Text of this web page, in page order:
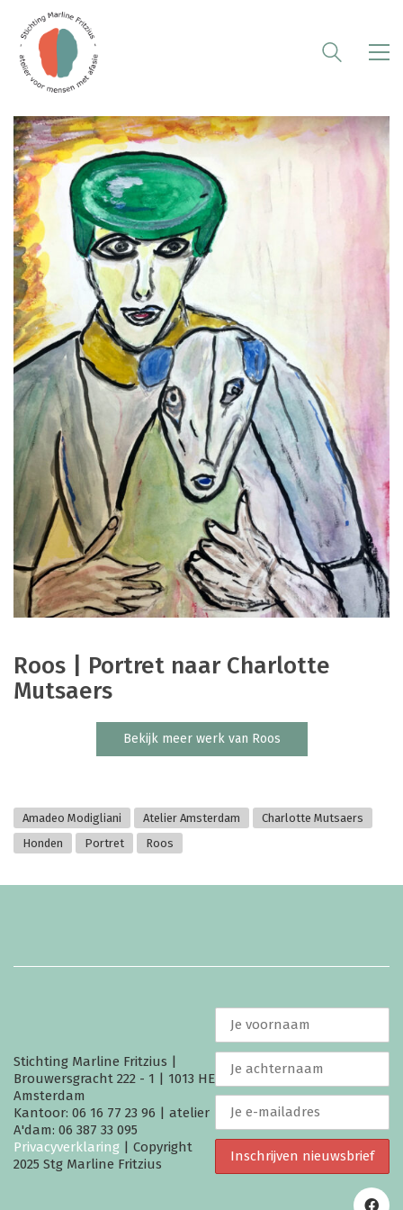
Roos | Portret naar Charlotte
Mutsaers
Bekijk meer werk van Roos
Amadeo Modigliani Atelier Amsterdam
Charlotte Mutsaers
Honden
Portret Roos
Stichting Marline Fritzius |
Brouwersgracht 222 - 1 | 1013 HE
Amsterdam
Kantoor: 06 16 77 23 96 | atelier
A'dam: 06 387 33 095
Privacyverklaring | Copyright
2025 Stg Marline Fritzius